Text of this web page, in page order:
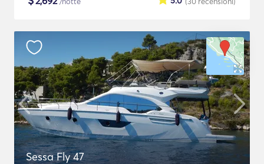
Sessa Fly 47